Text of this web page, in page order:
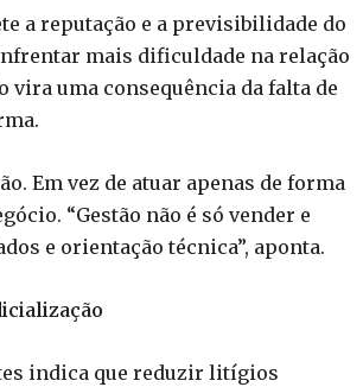
a reputação e a previsibilidade do
mais dificuldade na relação
uma consequência da falta de
Em vez de atuar apenas de forma
“Gestão não é só vender e
e orientação técnica”, aponta.
o
indica que reduzir litígios